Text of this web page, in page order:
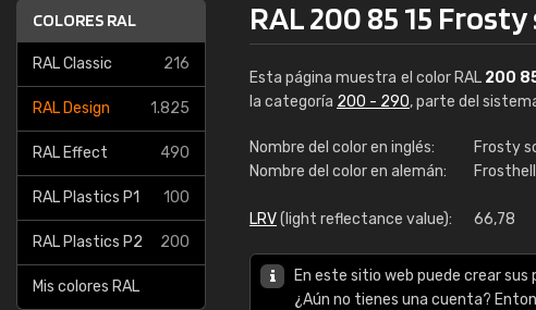
COLORES RAL
RAL Classic 216
RAL Design 1.825
RAL Effect 490
RAL Plastics P1 100
RAL Plastics P2 200
Mis colores RAL
RAL 200 85 15
Esta página muestra el color RAL 200
la categoría 200 - 290, parte del
Nombre del color en inglés:
Frosty
Nombre del color en alemán:
LRV(light reflectance value): 66,78
En este sitio web puede crear
¿Aún no tienes una cuenta?